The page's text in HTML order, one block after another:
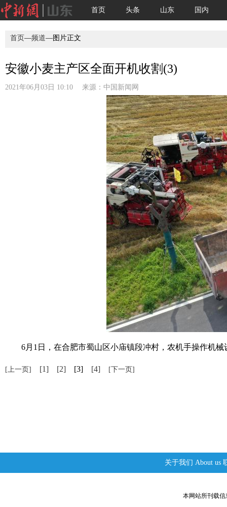
首页 头条 山东 国内
首页—频道—图片正文
安徽小麦主产区全面开机收割(3)
2021年06月03日 10:10 来源： 中国新闻网
6月1日，在合肥市蜀山区小庙镇段冲村，农机手操作机
[上一页] [1] [2] [3] [4] [下一页]
关于我们 About us
本网站所刊载